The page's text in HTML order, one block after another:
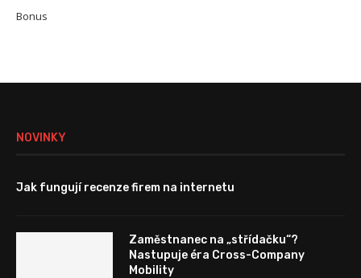
Bonus
NOVINKY
Jak fungují recenze firem na internetu
Zaměstnanec na „střídačku“?
Nastupuje éra Cross-Company
Mobility